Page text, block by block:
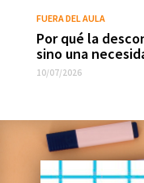
FUERA DEL AULA
Por qué la
sino una
10/07/2026